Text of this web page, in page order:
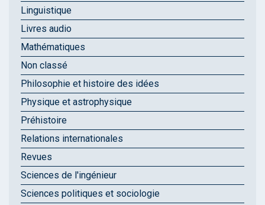
Linguistique
Livres audio
Mathématiques
Non classé
Philosophie et histoire des idées
Physique et astrophysique
Préhistoire
Relations internationales
Revues
Sciences de l'ingénieur
Sciences politiques et sociologie